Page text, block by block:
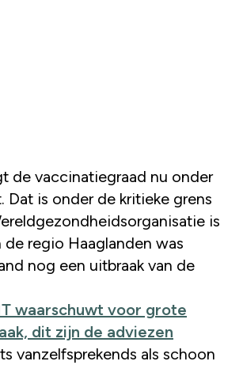
de vaccinatiegraad nu onder
Dat is onder de kritieke grens
is
de regio Haaglanden was
nog een uitbraak van de
waarschuwt voor grote
dit zijn de adviezen
vanzelfsprekends als schoon